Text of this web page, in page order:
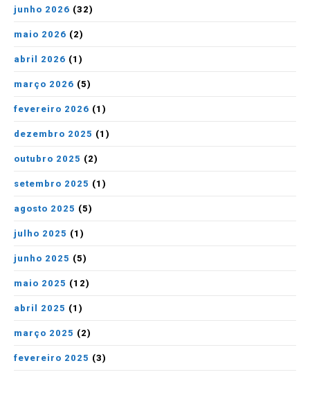
junho 2026 (32)
maio 2026 (2)
abril 2026 (1)
março 2026 (5)
fevereiro 2026 (1)
dezembro 2025 (1)
outubro 2025 (2)
setembro 2025 (1)
agosto 2025 (5)
julho 2025 (1)
junho 2025 (5)
maio 2025 (12)
abril 2025 (1)
março 2025 (2)
fevereiro 2025 (3)